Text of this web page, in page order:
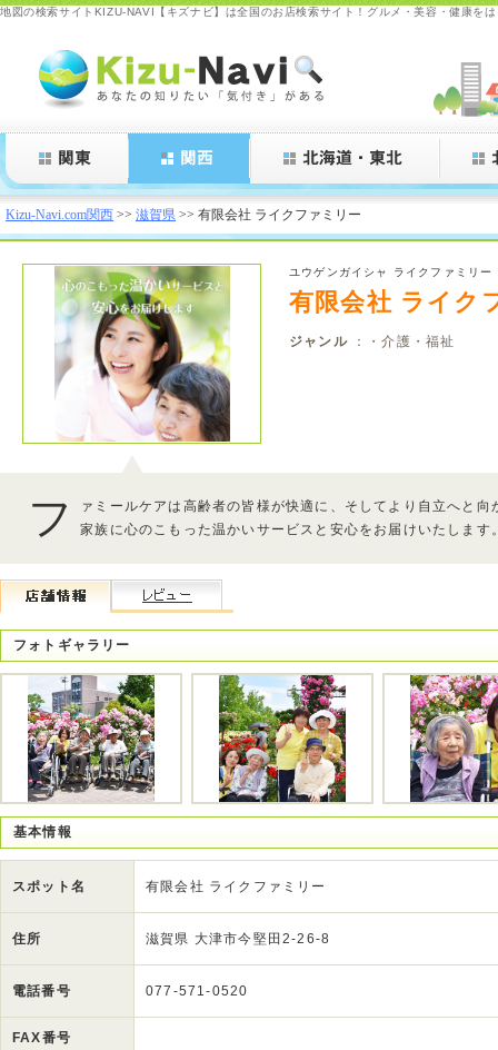
地図の検索サイトKIZU-NAVI【キズナビ】は全国のお店検索サイト！グルメ・美容・健康を
Kizu-Navi.com関西 >> 滋賀県 >> 有限会社 ライクファミリー
ユウゲンガイシャ ライクファミリー
有限会社 ライク
ジャンル：・介護・福祉
フ
ァミールケアは高齢者の皆様が快適に、そしてより自立へと
家族に心のこもった温かいサービスと安心をお届けいたします
フォトギャラリー
基本情報
スポット名 有限会社 ライクファミリー
住所 滋賀県 大津市今堅田2-26-8
電話番号 077-571-0520
FAX番号